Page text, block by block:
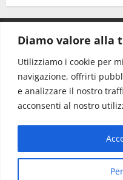
Diamo valore alla
Utilizziamo i cookie per
navigazione, offrirti
e analizzare il nostro
acconsenti al nostro
CONTATTI.
Redazione:
Direttore:
Info & Commerciale:
Home News
Il Blog del